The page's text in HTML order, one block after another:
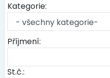
Kategorie:
Příjmení:
St.č.: